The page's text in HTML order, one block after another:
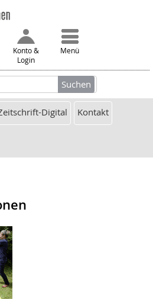
Konto &
Login
Menü
Digital Kontakt